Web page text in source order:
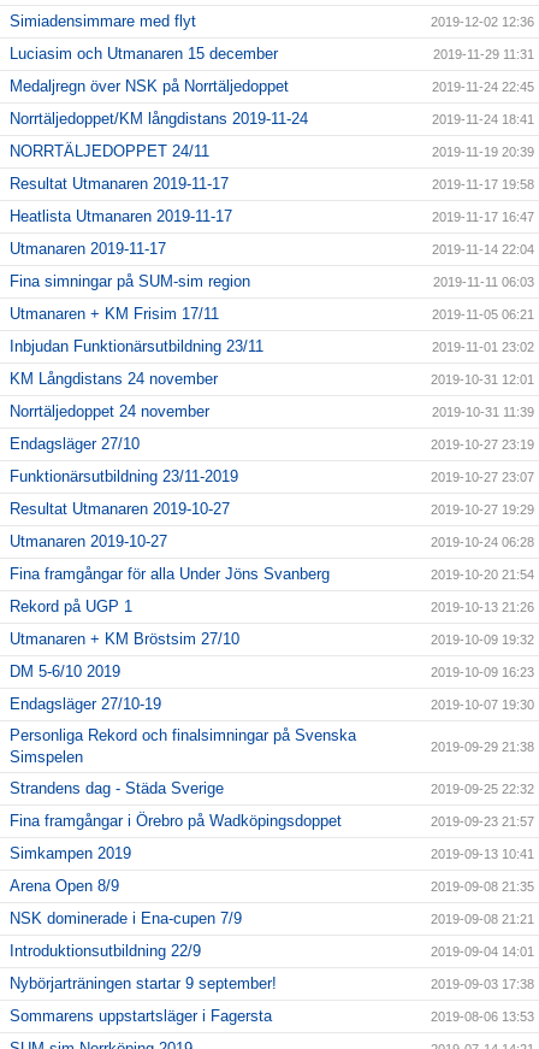
Simiadensimmare med flyt 2019-12-02 12:36
Luciasim och Utmanaren 15 december 2019-11-29 11:31
Medaljregn över NSK på Norrtäljedoppet 2019-11-24 22:45
Norrtäljedoppet/KM långdistans 2019-11-24 2019-11-24 18:41
NORRTÄLJEDOPPET 24/11 2019-11-19 20:39
Resultat Utmanaren 2019-11-17 2019-11-17 19:58
Heatlista Utmanaren 2019-11-17 2019-11-17 16:47
Utmanaren 2019-11-17 2019-11-14 22:04
Fina simningar på SUM-sim region 2019-11-11 06:03
Utmanaren + KM Frisim 17/11 2019-11-05 06:21
Inbjudan Funktionärsutbildning 23/11 2019-11-01 23:02
KM Långdistans 24 november 2019-10-31 12:01
Norrtäljedoppet 24 november 2019-10-31 11:39
Endagsläger 27/10 2019-10-27 23:19
Funktionärsutbildning 23/11-2019 2019-10-27 23:07
Resultat Utmanaren 2019-10-27 2019-10-27 19:29
Utmanaren 2019-10-27 2019-10-24 06:28
Fina framgångar för alla Under Jöns Svanberg 2019-10-20 21:54
Rekord på UGP 1 2019-10-13 21:26
Utmanaren + KM Bröstsim 27/10 2019-10-09 19:32
DM 5-6/10 2019 2019-10-09 16:23
Endagsläger 27/10-19 2019-10-07 19:30
Personliga Rekord och finalsimningar på Svenska
Simspelen
2019-09-29 21:38
Strandens dag - Städa Sverige 2019-09-25 22:32
Fina framgångar i Örebro på Wadköpingsdoppet 2019-09-23 21:57
Simkampen 2019 2019-09-13 10:41
Arena Open 8/9 2019-09-08 21:35
NSK dominerade i Ena-cupen 7/9 2019-09-08 21:21
Introduktionsutbildning 22/9 2019-09-04 14:01
Nybörjarträningen startar 9 september! 2019-09-03 17:38
Sommarens uppstartsläger i Fagersta 2019-08-06 13:53